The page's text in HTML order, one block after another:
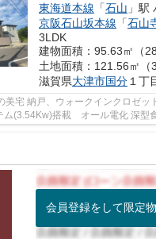
東海道本線 「石山 」駅 バス9
京阪石山坂本線 「石山
3LDK
建物面積：95.63㎡（
土地面積：121.56㎡（
滋賀県大津市国分１丁
美宅 納戸、ウォークインクロゼッ
ム(3.54Kw)搭載 オール電化 深型
きです
会員登録をして限定